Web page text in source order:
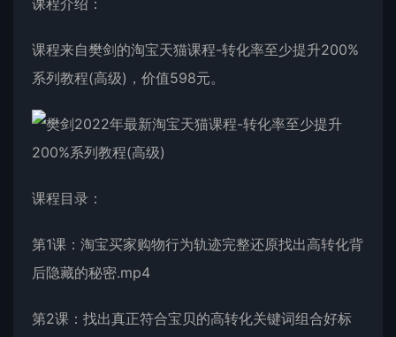
课程介绍：
课程来自樊剑的淘宝天猫课程-转化率至少提升200%
系列教程(高级)，价值598元。
课程目录：
第1课：淘宝买家购物行为轨迹完整还原找出高转化背
后隐藏的秘密.mp4
第2课：找出真正符合宝贝的高转化关键词组合好标